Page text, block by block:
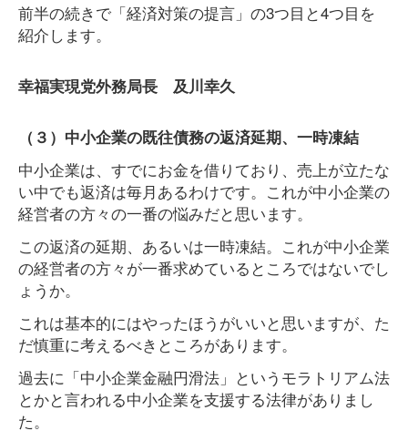
前半の続きで「経済対策の提言」の3つ目と4つ目を
紹介します。
幸福実現党外務局長 及川幸久
（３）中小企業の既往債務の返済延期、一時凍結
中小企業は、すでにお金を借りており、売上が立たな
い中でも返済は毎月あるわけです。これが中小企業の
経営者の方々の一番の悩みだと思います。
この返済の延期、あるいは一時凍結。これが中小企業
の経営者の方々が一番求めているところではないでし
ょうか。
これは基本的にはやったほうがいいと思いますが、た
だ慎重に考えるべきところがあります。
過去に「中小企業金融円滑法」というモラトリアム法
とかと言われる中小企業を支援する法律がありまし
た。